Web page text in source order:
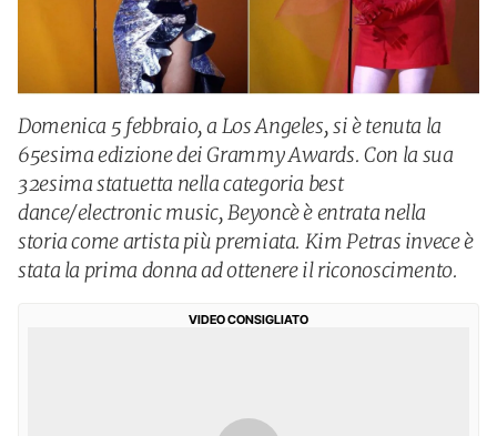
Domenica 5 febbraio, a Los Angeles, si è tenuta la
65esima edizione dei Grammy Awards. Con la sua
32esima statuetta nella categoria best
dance/electronic music, Beyoncè è entrata nella
storia come artista più premiata. Kim Petras invece è
stata la prima donna ad ottenere il riconoscimento.
VIDEO CONSIGLIATO